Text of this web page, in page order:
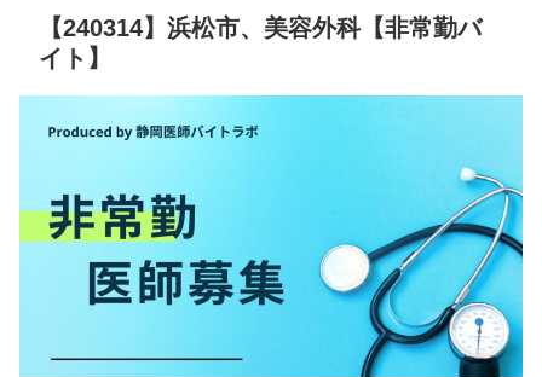
【240314】浜松市、美容外科【非常勤バ
イト】